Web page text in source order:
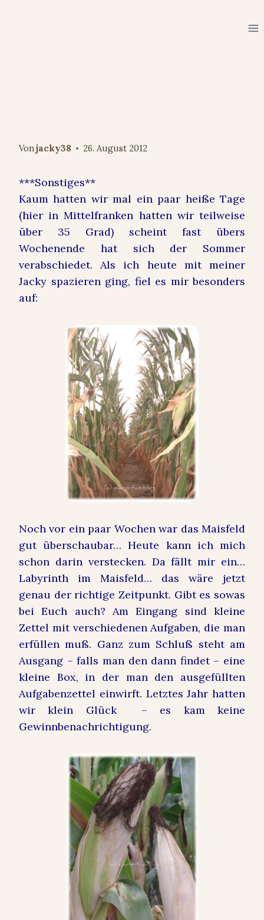
Vonjacky38 26. August 2012
***Sonstiges**
Kaum hatten wir mal ein paar heiße Tage
(hier in Mittelfranken hatten wir teilweise
über 35 Grad) scheint fast übers
Wochenende hat sich der Sommer
verabschiedet. Als ich heute mit meiner
Jacky spazieren ging, fiel es mir besonders
auf:
Noch vor ein paar Wochen war das Maisfeld
gut überschaubar… Heute kann ich mich
schon darin verstecken. Da fällt mir ein…
Labyrinth im Maisfeld… das wäre jetzt
genau der richtige Zeitpunkt. Gibt es sowas
bei Euch auch? Am Eingang sind kleine
Zettel mit verschiedenen Aufgaben, die man
erfüllen muß. Ganz zum Schluß steht am
Ausgang – falls man den dann findet – eine
kleine Box, in der man den ausgefüllten
Aufgabenzettel einwirft. Letztes Jahr hatten
wir klein Glück – es kam keine
Gewinnbenachrichtigung.